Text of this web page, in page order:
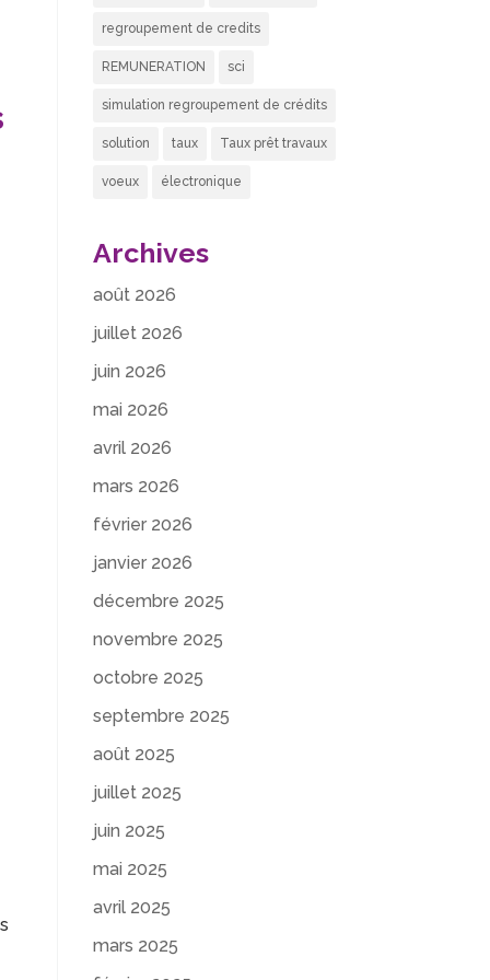
regroupement de credits
REMUNERATION sci
simulation regroupement de crédits
solution taux Taux prêt travaux
voeux électronique
Archives
août 2026
juillet 2026
juin 2026
mai 2026
avril 2026
mars 2026
février 2026
janvier 2026
décembre 2025
novembre 2025
octobre 2025
septembre 2025
août 2025
juillet 2025
juin 2025
mai 2025
avril 2025
mars 2025